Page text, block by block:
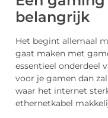
belangrijk
Het begint allemaal
gaat maken met
essentieel onderdeel
voor je gamen dan
waar het internet
ethernetkabel